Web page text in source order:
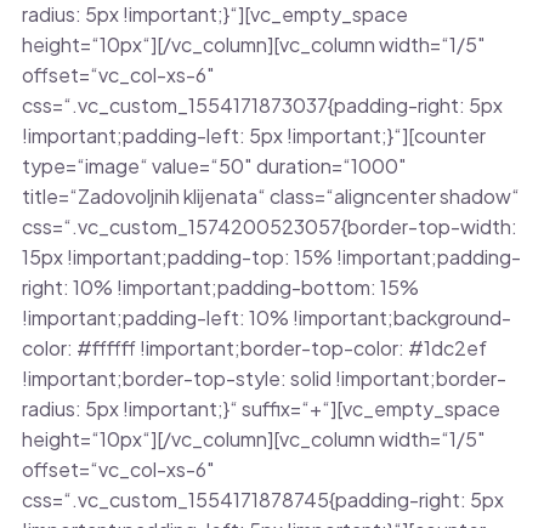
radius: 5px !important;}“][vc_empty_space
height=“10px“][/vc_column][vc_column width=“1/5″
offset=“vc_col-xs-6″
css=“.vc_custom_1554171873037{padding-right: 5px
!important;padding-left: 5px !important;}“][counter
type=“image“ value=“50″ duration=“1000″
title=“Zadovoljnih klijenata“ class=“aligncenter shadow“
css=“.vc_custom_1574200523057{border-top-width:
15px !important;padding-top: 15% !important;padding-
right: 10% !important;padding-bottom: 15%
!important;padding-left: 10% !important;background-
color: #ffffff !important;border-top-color: #1dc2ef
!important;border-top-style: solid !important;border-
radius: 5px !important;}“ suffix=“+“][vc_empty_space
height=“10px“][/vc_column][vc_column width=“1/5″
offset=“vc_col-xs-6″
css=“.vc_custom_1554171878745{padding-right: 5px